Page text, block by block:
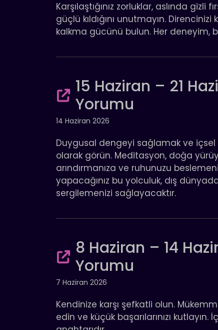
Karşılaştığınız zorluklar, aslında gizli
güçlü kıldığını unutmayın.
kalkma gücünü bulun. Her deneyim,
15 Haziran – 21
Yorumu
14 Haziran 2026
Duygusal dengeyi sağlamak ve
olarak görün. Meditasyon, doğa
arındırmanıza ve ruhunuzu
yapacağınız bu yolculuk, dış
sergilemenizi sağlayacaktır.
8 Haziran – 14
Yorumu
7 Haziran 2026
Kendinize karşı şefkatli olun.
edin ve küçük başarılarınızı kutlayın.